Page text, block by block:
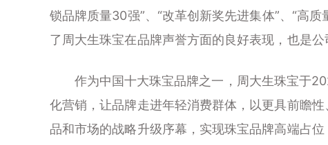
锁品牌质量30强”、“改革创新奖先进集体”、“高
了周大生珠宝在品牌声誉方面的良好表现，也是公
作为中国十大珠宝品牌之一，周大生珠宝于
化营销，让品牌走进年轻消费群体，以更具前瞻
品和市场的战略升级序幕，实现珠宝品牌高端占